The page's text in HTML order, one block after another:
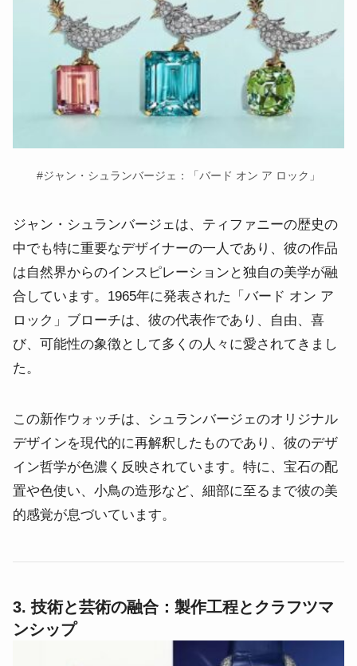
#ジャン・シュランバージェ：「バード オン ア ロック」
ジャン・シュランバージェは、ティファニーの歴史の
中でも特に重要なデザイナーの一人であり、彼の作品
は自然界からのインスピレーションと独自の美学が融
合しています。 1965年に発表された「バード オン ア
ロック」ブローチは、彼の代表作であり、自由、喜
び、可能性の象徴として多くの人々に愛されてきまし
た。
この新作ウォッチは、シュランバージェのオリジナル
デザインを現代的に再解釈したものであり、彼のデザ
イン哲学が色濃く反映されています。特に、宝石の配
置や色使い、小鳥の造形など、細部に至るまで彼の美
的感覚が息づいています。
3. 技術と芸術の融合：製作工程とクラフツマ
ンシップ